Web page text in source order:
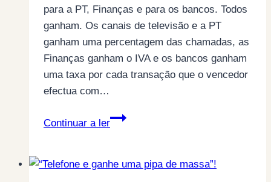
para a PT, Finanças e para os bancos. Todos
ganham. Os canais de televisão e a PT
ganham uma percentagem das chamadas, as
Finanças ganham o IVA e os bancos ganham
uma taxa por cada transação que o vencedor
efectua com…
Continuar a ler
Os
concursos